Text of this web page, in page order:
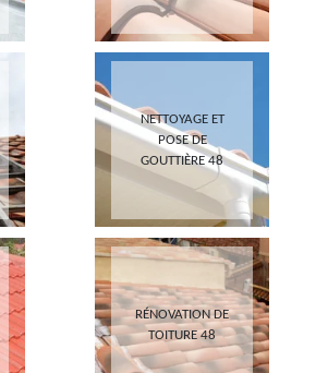
NETTOYAGE ET
POSE DE
GOUTTIÈRE 48
RÉNOVATION DE
TOITURE 48